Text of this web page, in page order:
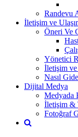
Randevu
İletişim ve
Öneri Ve
Yönetici
İletişim ve
Nasıl
Dijital Medya
Medyada
İletişim &
Fotoğraf